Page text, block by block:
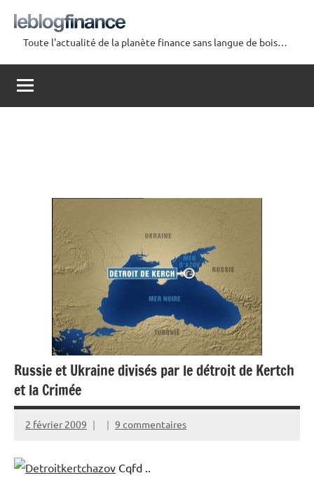
contenu
Le
Blog
Finance
Toute l'actualité de la planète finance sans langue de bois…
Russie et Ukraine divisés par le détroit de Kertch
et la Crimée
2 février 2009 9 commentaires
Cqfd ..